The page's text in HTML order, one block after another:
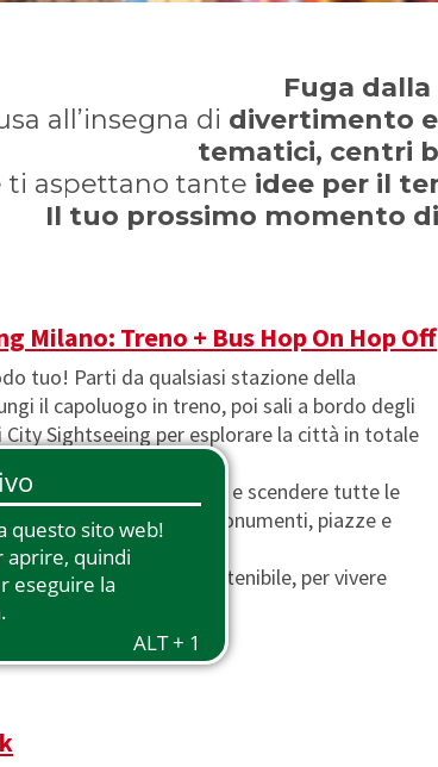
Carta Plus Lombardia
Trasporto animali
Fuga
all’insegna di divertimento
tematici, centri
ti aspettano tante idee per il
Il tuo prossimo momento
Milano: Treno + Bus Hop On Hop Off
tuo! Parti da qualsiasi stazione della
il capoluogo in treno, poi sali a bordo degli
City Sightseeing per esplorare la città in totale
On Hop Off, puoi salire e scendere tutte le
il percorso, visitando monumenti, piazze e
ritmi.
viaggio, comoda e sostenibile, per vivere